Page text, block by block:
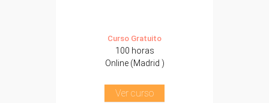
Curso Gratuito
100 horas
Online (Madrid )
Ver curso